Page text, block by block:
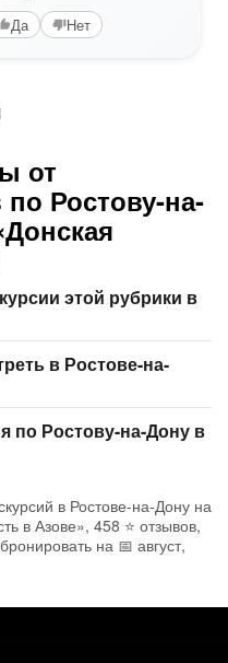
Да Нет
от
Ростову-на-
этой рубрики в
в Ростове-на-
по Ростову-на-Дону в
в Ростове-на-Дону на
в Азове», 458 ⭐ отзывов,
на 📅 август,